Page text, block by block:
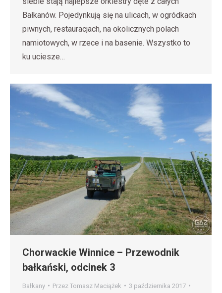
Bałkanów. Pojedynkują się na ulicach, w ogródkach
piwnych, restauracjach, na okolicznych polach
namiotowych, w rzece i na basenie. Wszystko to
ku uciesze…
Chorwackie Winnice – Przewodnik
bałkański, odcinek 3
Bałkany Przez Tomasz Maciążek
3 października 2017